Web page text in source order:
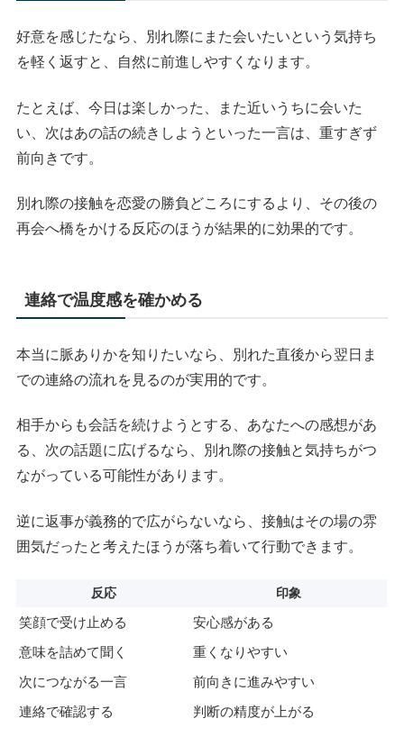
好意を感じたなら、別れ際にまた会いたいという気持ち
を軽く返すと、自然に前進しやすくなります。
たとえば、今日は楽しかった、また近いうちに会いた
い、次はあの話の続きしようといった一言は、重すぎず
前向きです。
別れ際の接触を恋愛の勝負どころにするより、その後の
再会へ橋をかける反応のほうが結果的に効果的です。
連絡で温度感を確かめる
本当に脈ありかを知りたいなら、別れた直後から翌日ま
での連絡の流れを見るのが実用的です。
相手からも会話を続けようとする、あなたへの感想があ
る、次の話題に広げるなら、別れ際の接触と気持ちがつ
ながっている可能性があります。
逆に返事が義務的で広がらないなら、接触はその場の雰
囲気だったと考えたほうが落ち着いて行動できます。
反応 印象
笑顔で受け止める
安心感がある
意味を詰めて聞く
重くなりやすい
次につながる一言
前向きに進みやすい
連絡で確認する
判断の精度が上がる